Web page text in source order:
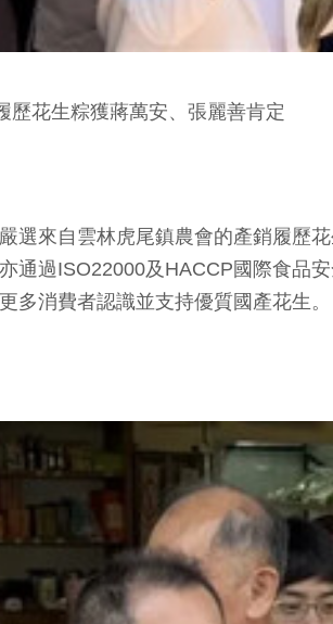
歷花生粽獲蔣萬安、張麗善肯定
來自雲林虎尾鎮農會的產銷履歷花
通過ISO22000及HACCP國際食品
多消費者認識並支持優質國產花生。